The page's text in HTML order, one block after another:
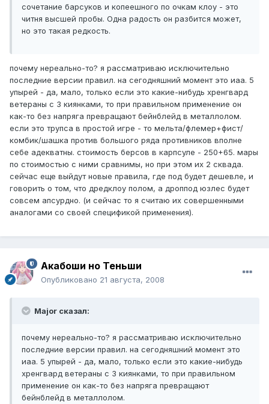
сочетание барсуков и копеешного по очкам клоу - это
читня высшей пробы. Одна радость он разбится может,
но это такая редкость.
почему нереально-то? я рассматриваю исключительно
последние версии правил. на сегодняшний момент это иаа. 5
упырей - да, мало, только если это какие-нибудь хренгвард
ветераны с 3 киянками, то при правильном применение он
как-то без напряга превращают бейнблейд в металлолом.
если это трупса в простой игре - то мельта/флемер+фист/
комбик/шашка против большого ряда противников вполне
себе адекватны. стоимость берсов в карпсуле - 250+65. мары
по стоимостью с ними сравнимы, но при этом их 2 сквада.
сейчас еще выйдут новые правила, где под будет дешевле, и
говорить о том, что дредклоу полом, а дроппод юзлес будет
совсем апсурдно. (и сейчас то я считаю их совершенными
аналогами со своей спецификой применения).
Акабоши но Теньши
Опубликовано 21 августа, 2008
Major сказал:
почему нереально-то? я рассматриваю исключительно
последние версии правил. на сегодняшний момент это
иаа. 5 упырей - да, мало, только если это какие-нибудь
хренгвард ветераны с 3 киянками, то при правильном
применение он как-то без напряга превращают
бейнблейд в металлолом.